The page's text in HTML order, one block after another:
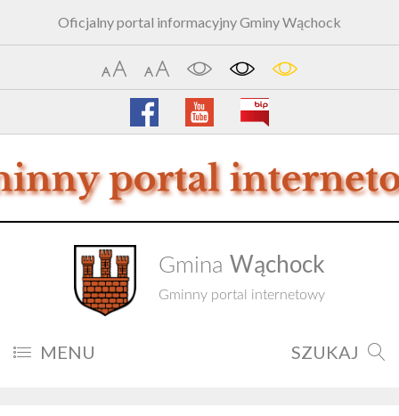
Oficjalny portal informacyjny Gminy Wąchock
Gmina Wąchock
Gminny portal internetowy
MENU SZUKAJ